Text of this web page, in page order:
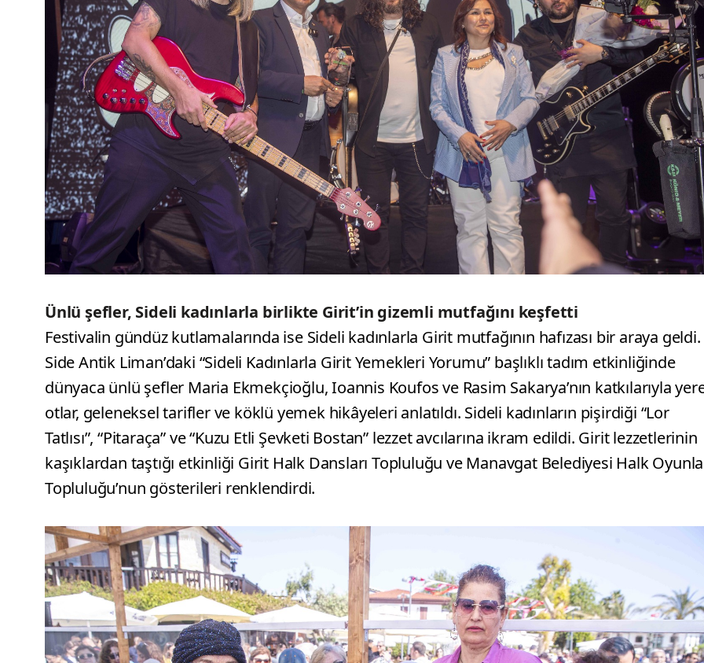
Ünlü şefler, Sideli kadınlarla birlikte Girit’in gizemli mutfağını keşfetti
Festivalin gündüz kutlamalarında ise Sideli kadınlarla Girit mutfağının hafızası bir araya geldi.
Side Antik Liman’daki “Sideli Kadınlarla Girit Yemekleri Yorumu” başlıklı tadım etkinliğinde
dünyaca ünlü şefler Maria Ekmekçioğlu, Ioannis Koufos ve Rasim Sakarya’nın katkılarıyla
otlar, geleneksel tarifler ve köklü yemek hikâyeleri anlatıldı. Sideli kadınların pişirdiği “Lor
Tatlısı”, “Pitaraça” ve “Kuzu Etli Şevketi Bostan” lezzet avcılarına ikram edildi. Girit lezzetlerinin
kaşıklardan taştığı etkinliği Girit Halk Dansları Topluluğu ve Manavgat Belediyesi Halk
Topluluğu’nun gösterileri renklendirdi.